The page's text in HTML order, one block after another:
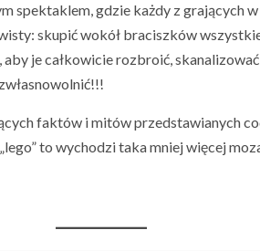
spektaklem, gdzie każdy z grających
skupić wokół braciszków
je całkowicie rozbroić,
faktów i mitów przedstawianych
to wychodzi taka mniej więcej